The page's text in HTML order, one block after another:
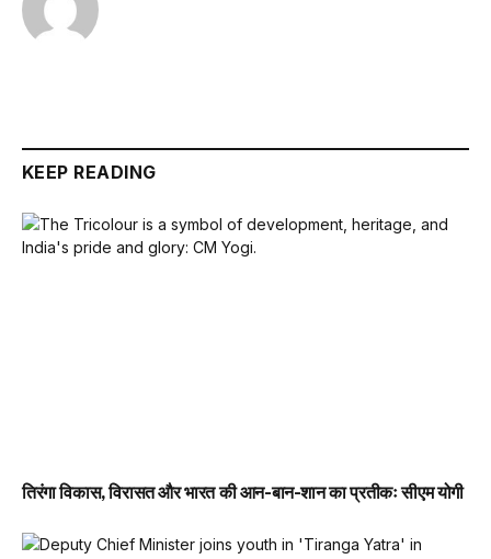
KEEP READING
तिरंगा विकास, विरासत और भारत की आन-बान-शान का प्रतीकः सीएम योगी